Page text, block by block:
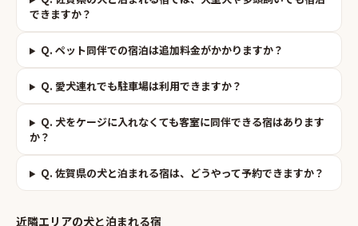
できますか？
Q. ペット同伴での宿泊は追加料金がかかりますか？
Q. 愛犬連れでも駐車場は利用できますか？
Q. 犬をケージに入れなくても客室に同伴できる宿はあります
か？
Q. 佐賀県の犬と泊まれる宿は、どうやって予約できますか？
近隣エリアの犬と泊まれる宿